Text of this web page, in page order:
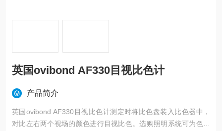
英国ovibond AF330目视比色计
产品简介
英国ovibond AF330目视比色计测定时将比色盘装入比色器中，
对比左右两个视场的颜色进行目视比色。选购照明系统可为色度